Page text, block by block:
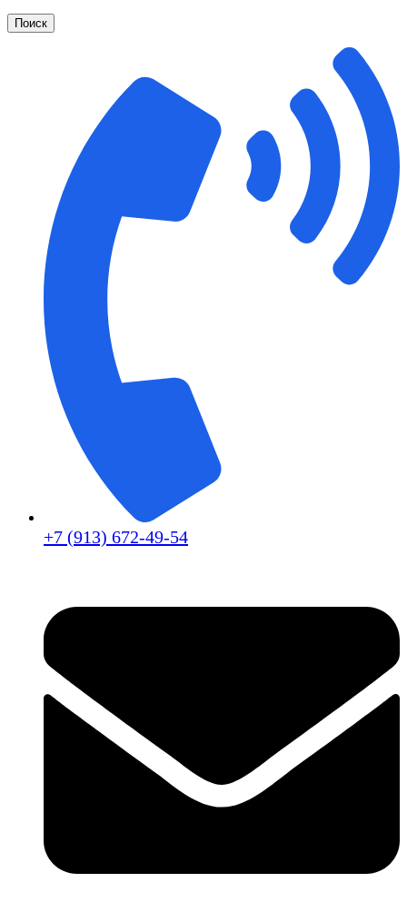
Поиск
+7 (913) 672-49-54